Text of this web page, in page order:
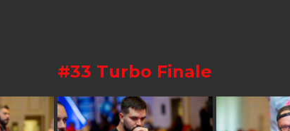
#33 Turbo Finale